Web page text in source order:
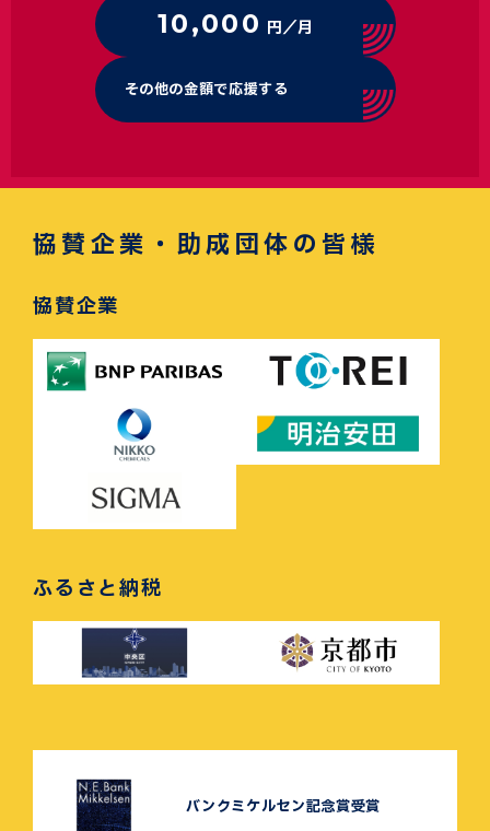
10,000 円／月
その他の金額で応援する
協賛企業・助成団体の皆様
協賛企業
ふるさと納税
バンクミケルセン記念賞受賞